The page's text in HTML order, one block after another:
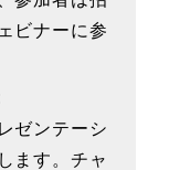
ビナーに参
ゼンテーシ
ます。チャ